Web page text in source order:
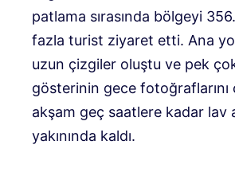
patlama sırasında bölgeyi
fazla turist ziyaret etti. Ana
uzun çizgiler oluştu ve pek
gösterinin gece fotoğraflarını
akşam geç saatlere kadar lav
yakınında kaldı.